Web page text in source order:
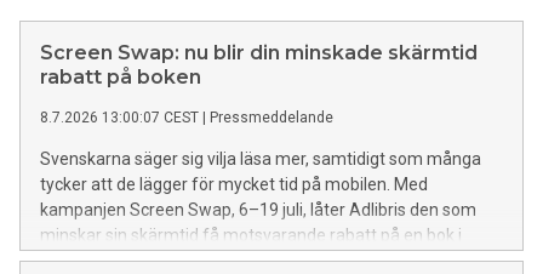
Screen Swap: nu blir din minskade skärmtid
rabatt på boken
8.7.2026 13:00:07 CEST Pressmeddelande
Svenskarna säger sig vilja läsa mer, samtidigt som många
tycker att de lägger för mycket tid på mobilen. Med
kampanjen Screen Swap, 6–19 juli, låter Adlibris den som
minskar sin skärmtid få motsvarande rabatt på en bok i
utvalda butiker.